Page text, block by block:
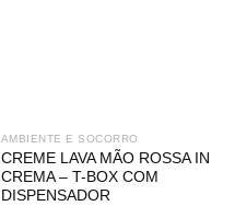
AMBIENTE E SOCORRO
CREME LAVA MÃO ROSSA IN
CREMA – T-BOX COM
DISPENSADOR